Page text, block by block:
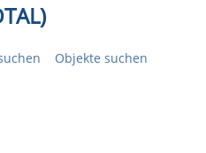
Objekte suchen